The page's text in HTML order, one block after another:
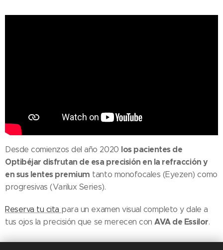
Desde comienzos del año 2020 los pacientes de
Optibéjar disfrutan de esa precisión en la refracción y
en sus lentes premium tanto monofocales (Eyezen) como
progresivas (Varilux Series).
Reserva tu cita para un examen visual completo y dale a
tus ojos la precisión que se merecen conAVA de Essilor.